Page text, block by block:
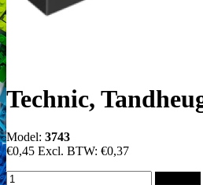
Technic,
Model: 3743
€0,45 Excl. BTW: €0,37